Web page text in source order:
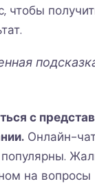
чтобы
с
Онлайн-
на вопросы